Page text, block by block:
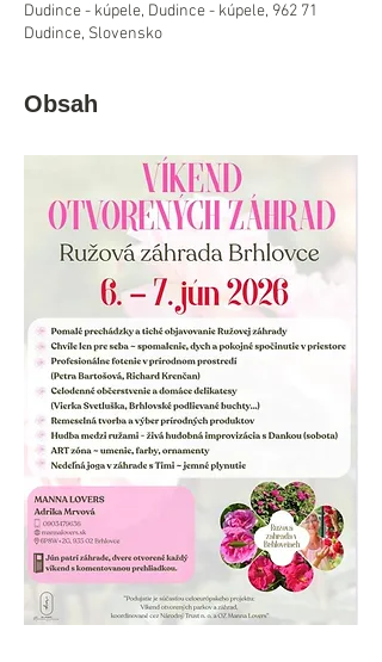
Dudince - kúpele, Dudince - kúpele, 962 71
Dudince, Slovensko
Obsah